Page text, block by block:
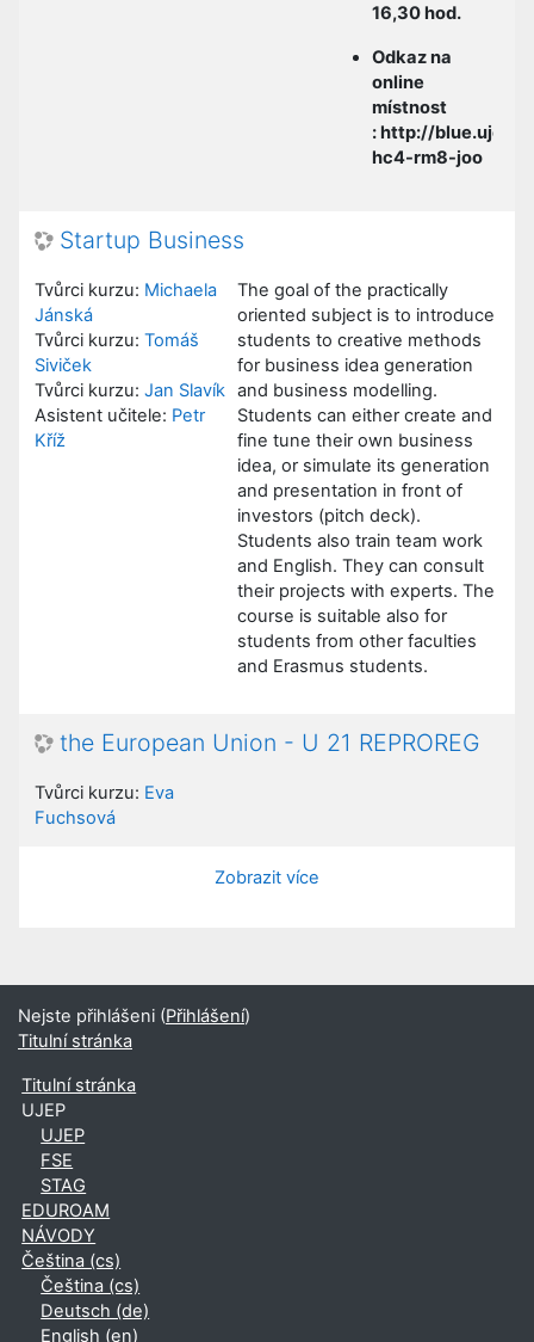
16,30 hod.
Odkaz na
online
místnost
: http://
hc4-rm8-joo
Startup Business
The goal of the practically
oriented subject is to introduce
students to creative methods
for business idea generation
and business modelling.
Students can either create and
fine tune their own business
idea, or simulate its generation
and presentation in front of
investors (pitch deck).
Students also train team work
and English. They can consult
their projects with experts. The
course is suitable also for
students from other faculties
and Erasmus students.
Tvůrci kurzu: Michaela
Jánská
Tvůrci kurzu: Tomáš
Siviček
Tvůrci kurzu: Jan Slavík
Asistent učitele: Petr
Kříž
the European Union - U 21 REPROREG
Tvůrci kurzu: Eva
Fuchsová
Zobrazit více
Nejste přihlášeni (Přihlášení)
Titulní stránka
Titulní stránka
UJEP
UJEP
FSE
STAG
EDUROAM
NÁVODY
Čeština ‎(cs)‎
Čeština ‎(cs)‎
Deutsch ‎(de)‎
English ‎(en)‎